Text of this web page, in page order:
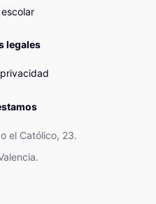
legales
el Católico, 23.